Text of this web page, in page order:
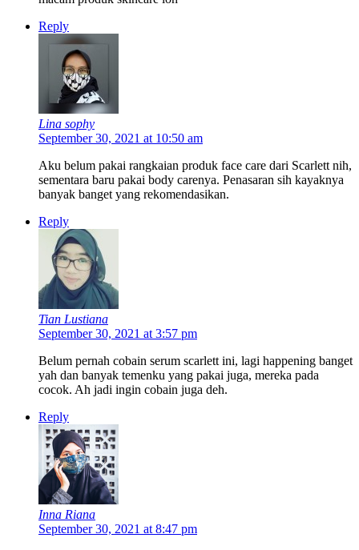
Reply
Lina sophy
September 30, 2021 at 10:50 am
Aku belum pakai rangkaian produk face care dari Scarlett nih,
sementara baru pakai body carenya. Penasaran sih kayaknya
banyak banget yang rekomendasikan.
Reply
Tian Lustiana
September 30, 2021 at 3:57 pm
Belum pernah cobain serum scarlett ini, lagi happening banget
yah dan banyak temenku yang pakai juga, mereka pada
cocok. Ah jadi ingin cobain juga deh.
Reply
Inna Riana
September 30, 2021 at 8:47 pm